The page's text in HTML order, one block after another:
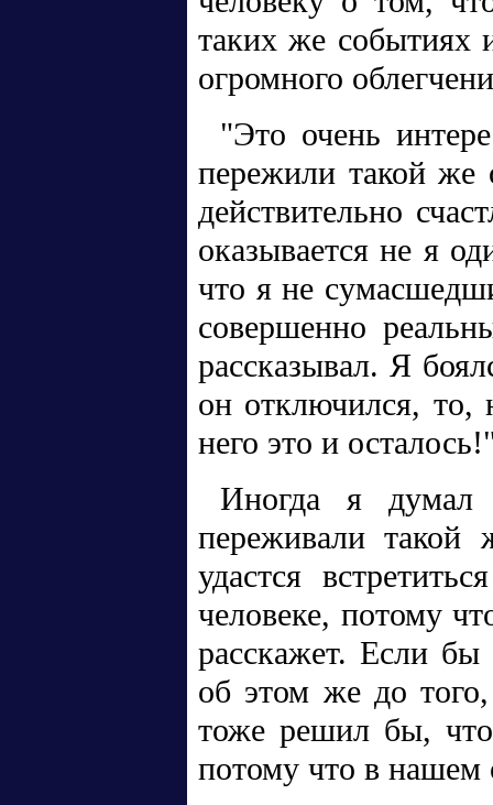
таких же событиях
огромного
"Это очень
пережили такой
действительно
оказывается не я
что я не
совершенно
рассказывал. Я
он отключился, то,
него это и
Иногда я
переживали
удастся
человеке, потому
расскажет. Если
об этом же до
тоже решил бы, что
потому что в нашем